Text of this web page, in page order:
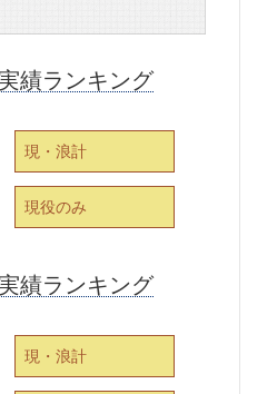
績ランキング
現・浪計
現役のみ
績ランキング
現・浪計